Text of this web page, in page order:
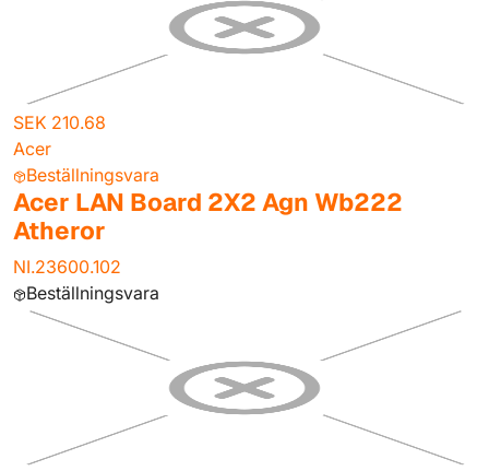
SEK 210.68
Acer
Beställningsvara
Acer LAN Board 2X2 Agn Wb222
Atheror
NI.23600.102
Beställningsvara